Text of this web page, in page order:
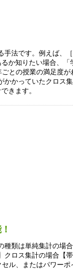
手法です。例えば、
か知りたい場合、「
との授業の満足度が
かかっていたクロス
きます。
種類は単純集計の場合
クロス集計の場合【
ル、またはパワーポ